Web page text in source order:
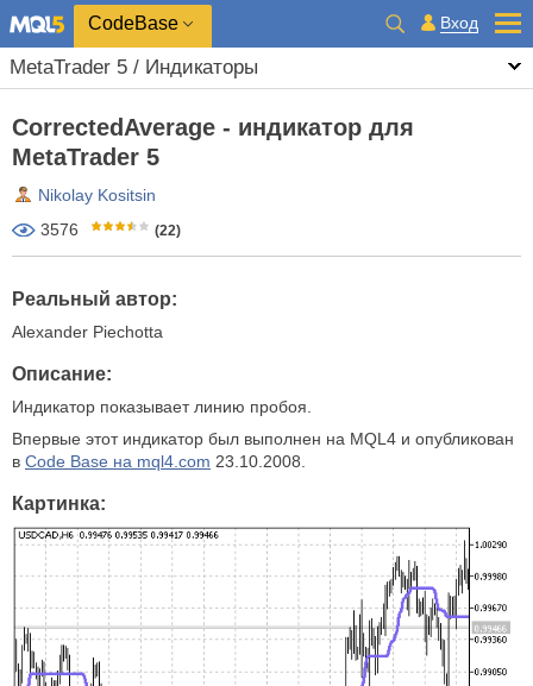
CodeBase Вход
MetaTrader 5 / Индикаторы
CorrectedAverage - индикатор для
MetaTrader 5
Nikolay Kositsin
3576
(22)
Реальный автор:
Alexander Piechotta
Описание:
Индикатор показывает линию пробоя.
Впервые этот индикатор был выполнен на MQL4 и опубликован
в Code Base на mql4.com 23.10.2008.
Картинка: